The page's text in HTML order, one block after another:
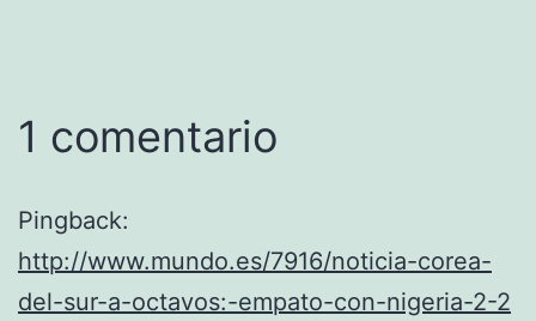
1 comentario
Pingback:
http://www.mundo.es/7916/noticia-corea-
del-sur-a-octavos:-empato-con-nigeria-2-2